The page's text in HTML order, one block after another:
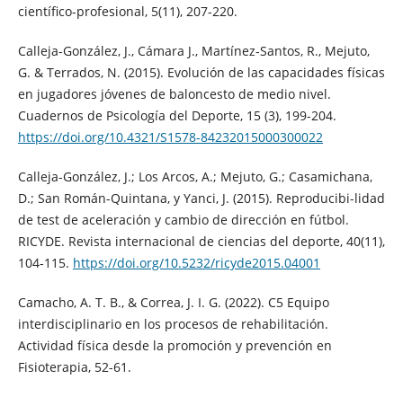
científico-profesional, 5(11), 207-220.
Calleja-González, J., Cámara J., Martínez-Santos, R., Mejuto,
G. & Terrados, N. (2015). Evolución de las capacidades físicas
en jugadores jóvenes de baloncesto de medio nivel.
Cuadernos de Psicología del Deporte, 15 (3), 199-204.
https://doi.org/10.4321/S1578-84232015000300022
Calleja-González, J.; Los Arcos, A.; Mejuto, G.; Casamichana,
D.; San Román-Quintana, y Yanci, J. (2015). Reproducibi-lidad
de test de aceleración y cambio de dirección en fútbol.
RICYDE. Revista internacional de ciencias del deporte, 40(11),
104-115. https://doi.org/10.5232/ricyde2015.04001
Camacho, A. T. B., & Correa, J. I. G. (2022). C5 Equipo
interdisciplinario en los procesos de rehabilitación.
Actividad física desde la promoción y prevención en
Fisioterapia, 52-61.